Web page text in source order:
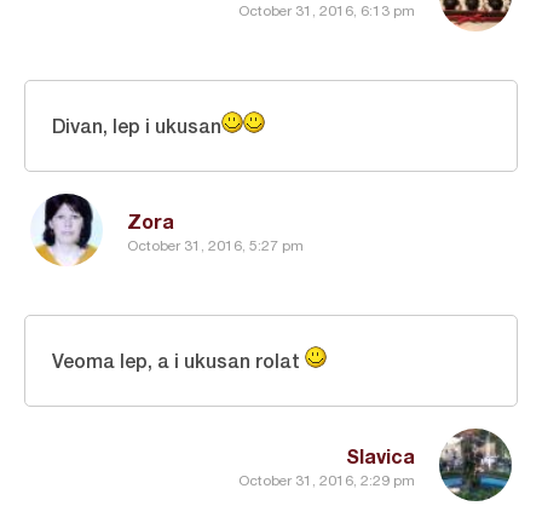
October 31, 2016, 6:13 pm
Zora
October 31, 2016, 5:27 pm
Divan, lep i ukusan
Slavica
October 31, 2016, 2:29 pm
Veoma lep, a i ukusan rolat